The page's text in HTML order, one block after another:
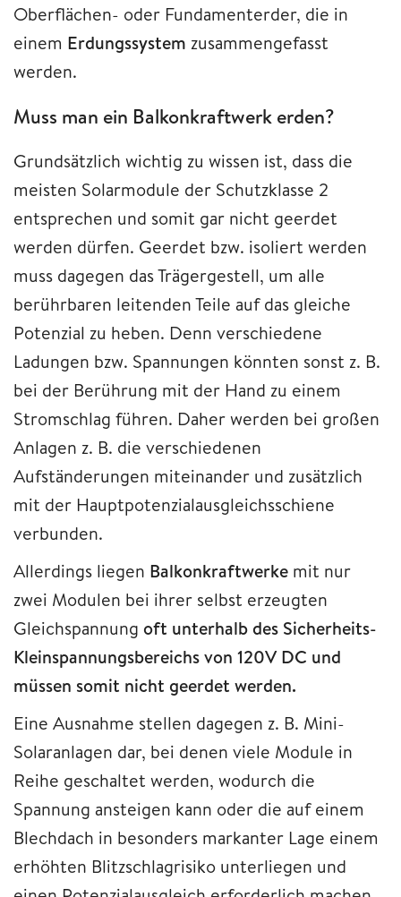
Oberflächen- oder Fundamenterder, die in
einem Erdungssystem zusammengefasst
werden.
Muss man ein Balkonkraftwerk erden?
Grundsätzlich wichtig zu wissen ist, dass die
meisten Solarmodule der Schutzklasse 2
entsprechen und somit gar nicht geerdet
werden dürfen. Geerdet bzw. isoliert werden
muss dagegen das Trägergestell, um alle
berührbaren leitenden Teile auf das gleiche
Potenzial zu heben. Denn verschiedene
Ladungen bzw. Spannungen könnten sonst z. B.
bei der Berührung mit der Hand zu einem
Stromschlag führen. Daher werden bei großen
Anlagen z. B. die verschiedenen
Aufständerungen miteinander und zusätzlich
mit der Hauptpotenzialausgleichsschiene
verbunden.
Allerdings liegen Balkonkraftwerke mit nur
zwei Modulen bei ihrer selbst erzeugten
Gleichspannung oft unterhalb des Sicherheits-
Kleinspannungsbereichs von 120V DC und
müssen somit nicht geerdet werden.
Eine Ausnahme stellen dagegen z. B. Mini-
Solaranlagen dar, bei denen viele Module in
Reihe geschaltet werden, wodurch die
Spannung ansteigen kann oder die auf einem
Blechdach in besonders markanter Lage einem
erhöhten Blitzschlagrisiko unterliegen und